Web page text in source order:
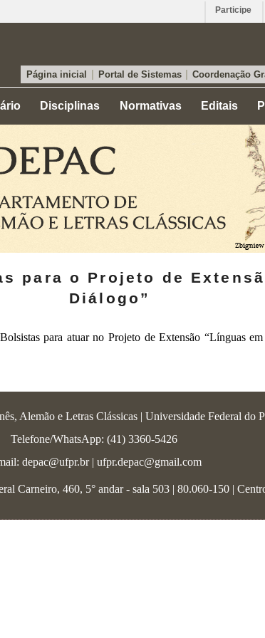
Participe
Página inicial | Portal de Sistemas | Coordenação
Disciplinas Normativas Editais
para o Projeto de
Diálogo”
para atuar no Projeto de Extensão “Línguas
Alemão e Letras Clássicas | Universidade Federal do
Telefone/WhatsApp: (41) 3360-5426
depac@ufpr.br | ufpr.depac@gmail.com
Carneiro, 460, 5° andar - sala 503 | 80.060-150 |